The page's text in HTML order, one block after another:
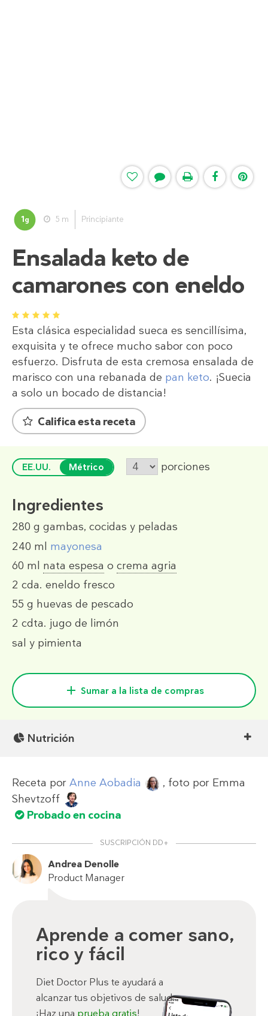
1g 5 m Principiante
Ensalada keto de
camarones con eneldo
1 2 3 4 5
Esta clásica especialidad sueca es sencillísima,
exquisita y te ofrece mucho sabor con poco
esfuerzo. Disfruta de esta cremosa ensalada de
marisco con una rebanada de pan keto. ¡Suecia
a solo un bocado de distancia!
Califica esta receta
EE.UU. Métrico porciones
Ingredientes
280 g gambas, cocidas y peladas
240 ml mayonesa
60 ml nata espesa o crema agria
2 cda. eneldo fresco
55 g huevas de pescado
2 cdta. jugo de limón
sal y pimienta
Sumar a la lista de compras
Nutrición
Receta por Anne Aobadia , foto por Emma
Shevtzoff
Probado en cocina
SUSCRIPCIÓN DD+
Andrea Denolle
Product Manager
Aprende a comer sano,
rico y fácil
Diet Doctor Plus te ayudará a
alcanzar tus objetivos de salud.
¡Haz una prueba gratis!